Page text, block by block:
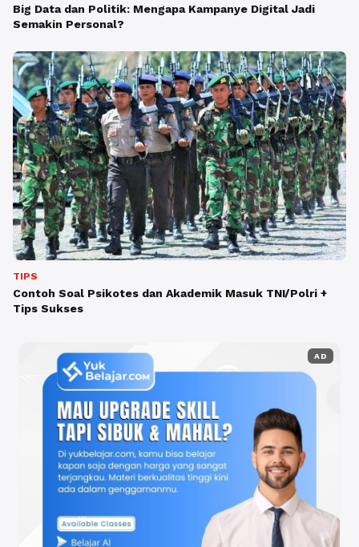
Big Data dan Politik: Mengapa Kampanye Digital Jadi
Semakin Personal?
TIPS
Contoh Soal Psikotes dan Akademik Masuk TNI/Polri +
Tips Sukses
AD